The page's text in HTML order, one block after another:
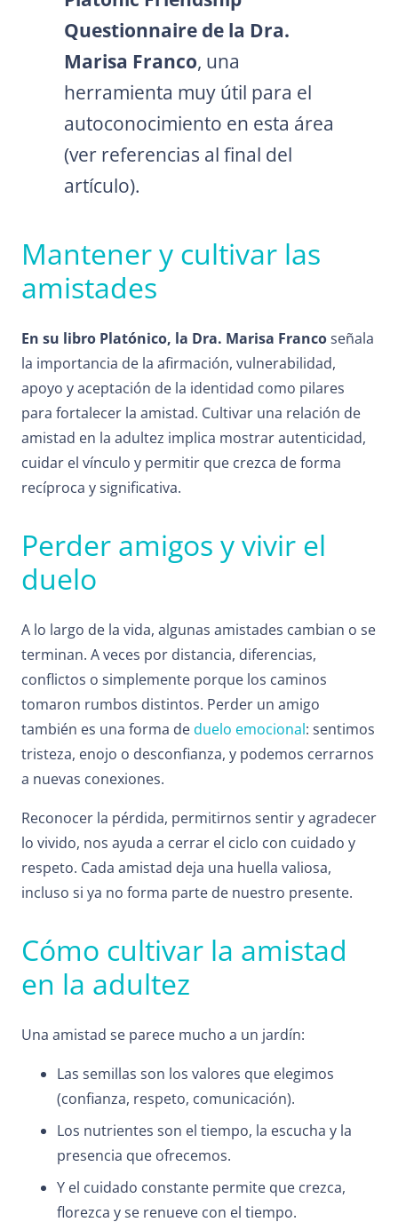
Questionnaire de la Dra.
Marisa Franco, una
herramienta muy útil para el
autoconocimiento en esta área
(ver referencias al final del
artículo).
Mantener y cultivar las
amistades
En su libro Platónico, la Dra. Marisa Francoseñala
la importancia de la afirmación, vulnerabilidad,
apoyo y aceptación de la identidad como pilares
para fortalecer la amistad. Cultivar una relación de
amistad en la adultez implica mostrar autenticidad,
cuidar el vínculo y permitir que crezca de forma
recíproca y significativa.
Perder amigos y vivir el
duelo
A lo largo de la vida, algunas amistades cambian o se
terminan. A veces por distancia, diferencias,
conflictos o simplemente porque los caminos
tomaron rumbos distintos. Perder un amigo
también es una forma deduelo emocional: sentimos
tristeza, enojo o desconfianza, y podemos cerrarnos
a nuevas conexiones.
Reconocer la pérdida, permitirnos sentir y agradecer
lo vivido, nos ayuda a cerrar el ciclo con cuidado y
respeto. Cada amistad deja una huella valiosa,
incluso si ya no forma parte de nuestro presente.
Cómo cultivar la amistad
en la adultez
Una amistad se parece mucho a un jardín:
Las semillas son los valores que elegimos
(confianza, respeto, comunicación).
Los nutrientes son el tiempo, la escucha y la
presencia que ofrecemos.
Y el cuidado constante permite que crezca,
florezca y se renueve con el tiempo.